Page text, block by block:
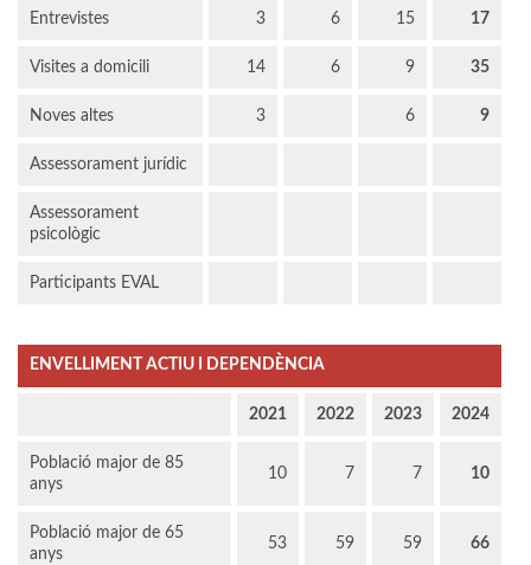
Entrevistes 3 6 15 17
Visites a domicili 14 6 9 35
Noves altes 3 6 9
Assessorament jurídic
Assessorament
psicològic
Participants EVAL
ENVELLIMENT ACTIU I DEPENDÈNCIA
2021 2022 2023 2024
Població major de 85
anys
10 7 7 10
Població major de 65
anys
53 59 59 66